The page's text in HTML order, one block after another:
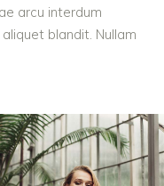
arcu interdum
blandit. Nullam